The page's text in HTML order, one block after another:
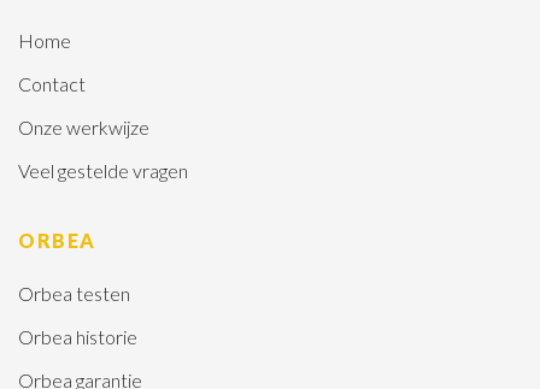
Home
Contact
Onze werkwijze
Veel gestelde vragen
ORBEA
Orbea testen
Orbea historie
Orbea garantie